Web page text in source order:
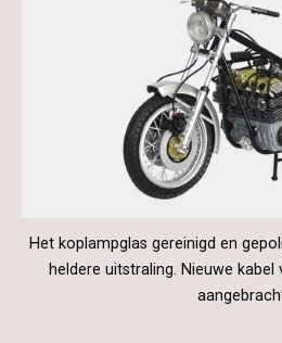
Het koplampglas gereinigd en
heldere uitstraling. Nieuwe kabel